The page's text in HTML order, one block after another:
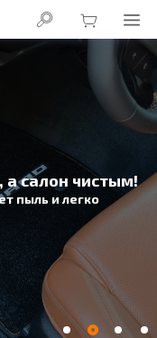
а салон чистым!
пыль и легко